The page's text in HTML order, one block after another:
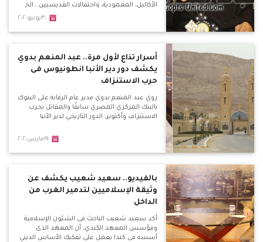
الأكاليل، المعمودية، واحتفالات القديسيين...الخ
٣٠يونيو٢٠٢٠
أسرار تذاع لأول مرة.. عبد المنعم بدوي
يكشف دور دير الأنبا انطونيوس فى
حرب الاستنزاف
روي عبد المنعم بدوي مدير عام الرقابة على البنوك
بالبنك المركزي المصري سابقًا والمقاتل بحرب
الاستنزاف وأكتوبر، الدور التاريخي لدير الأنبا
١٩مارس٢٠٢٠
بالفيديو.. سعيد شعيب يكشف عن
وثيقة الإسلاميين لتدمير الغرب من
الداخل
أكد سعيد شعيب الباحث فى الشئون الإسلامية
ومؤسس المعهد الكندي، أن المعهد الذى
أسسه فى كندا يعمل على تفكيك الأساس الديني